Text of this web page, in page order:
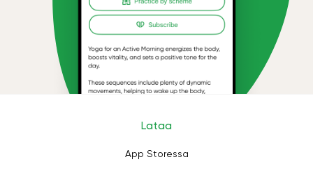
Lataa
App Storessa